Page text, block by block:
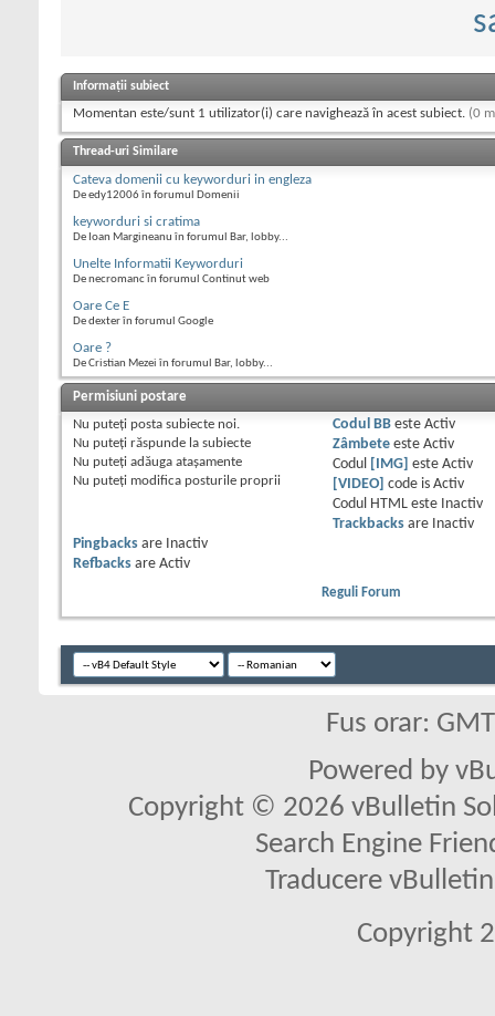
Informații subiect
Momentan este/sunt 1 utilizator(i) care navighează în acest subiect. (0
Thread-uri Similare
Cateva domenii cu keyworduri in engleza
De edy12006 în forumul Domenii
keyworduri si cratima
De Ioan Margineanu în forumul Bar, lobby...
Unelte Informatii Keyworduri
De necromanc în forumul Continut web
Oare Ce E
De dexter în forumul Google
Oare ?
De Cristian Mezei în forumul Bar, lobby...
Permisiuni postare
Nu puteţi posta subiecte noi.
Nu puteţi răspunde la subiecte
Nu puteţi adăuga ataşamente
Nu puteţi modifica posturile proprii
Codul BBeste Activ
Zâmbeteeste Activ
Codul
[IMG] este Activ
[VIDEO]
code is Activ
Codul HTML este
Inactiv
Trackbacksare
Inactiv
Pingbacks are
Inactiv
Refbacks are Activ
Reguli Forum
Fus orar:
Powered by
Copyright © 2026 vBulletin
Search Engine
Traducere
Copyright